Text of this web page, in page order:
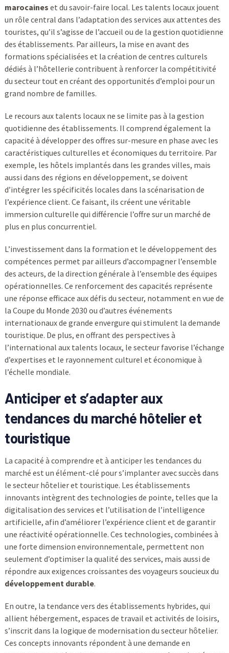
marocaines et du savoir-faire local. Les talents locaux jouent
un rôle central dans l’adaptation des services aux attentes des
touristes, qu’il s’agisse de l’accueil ou de la gestion quotidienne
des établissements. Par ailleurs, la mise en avant des
formations spécialisées et la création de centres culturels
dédiés à l’hôtellerie contribuent à renforcer la compétitivité
du secteur tout en créant des opportunités d’emploi pour un
grand nombre de familles.
Le recours aux talents locaux ne se limite pas à la gestion
quotidienne des établissements. Il comprend également la
capacité à développer des offres sur-mesure en phase avec les
caractéristiques culturelles et économiques du territoire. Par
exemple, les hôtels implantés dans les grandes villes, mais
aussi dans des régions en développement, se doivent
d’intégrer les spécificités locales dans la scénarisation de
l’expérience client. Ce faisant, ils créent une véritable
immersion culturelle qui différencie l’offre sur un marché de
plus en plus concurrentiel.
L’investissement dans la formation et le développement des
compétences permet par ailleurs d’accompagner l’ensemble
des acteurs, de la direction générale à l’ensemble des équipes
opérationnelles. Ce renforcement des capacités représente
une réponse efficace aux défis du secteur, notamment en vue de
la Coupe du Monde 2030 ou d’autres événements
internationaux de grande envergure qui stimulent la demande
touristique. De plus, en offrant des perspectives à
l’international aux talents locaux, le secteur favorise l’échange
d’expertises et le rayonnement culturel et économique à
l’échelle mondiale.
Anticiper et s’adapter aux
tendances du marché hôtelier et
touristique
La capacité à comprendre et à anticiper les tendances du
marché est un élément-clé pour s’implanter avec succès dans
le secteur hôtelier et touristique. Les établissements
innovants intègrent des technologies de pointe, telles que la
digitalisation des services et l’utilisation de l’intelligence
artificielle, afin d’améliorer l’expérience client et de garantir
une réactivité opérationnelle. Ces technologies, combinées à
une forte dimension environnementale, permettent non
seulement d’optimiser la qualité des services, mais aussi de
répondre aux exigences croissantes des voyageurs soucieux du
développement durable.
En outre, la tendance vers des établissements hybrides, qui
allient hébergement, espaces de travail et activités de loisirs,
s’inscrit dans la logique de modernisation du secteur hôtelier.
Ces concepts innovants répondent à une demande en